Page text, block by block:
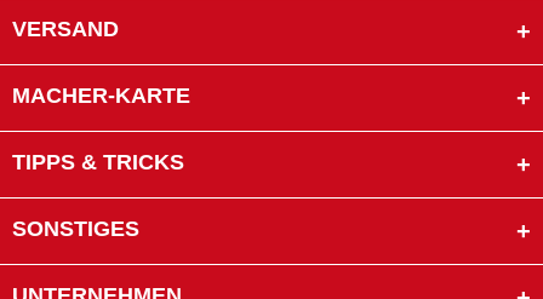
VERSAND
MACHER-KARTE
TIPPS & TRICKS
SONSTIGES